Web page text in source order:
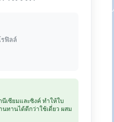
รฟิลล์
เซียมและซิงค์ ทำให้ใบ
นทานได้ดีกว่าใช้เดี่ยว ผสม